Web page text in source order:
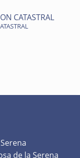
CATASTRAL
de la Serena